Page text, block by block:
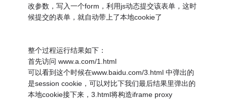
改参数，写入一个form，利用js动态提交该表单，这时
候提交的表单，就自动带上了本地cookie了
整个过程运行结果如下：
首先访问 www.a.com/1.html
可以看到这个时候在www.baidu.com/3.html 中弹出的
是session cookie，可以对比下我们最后结果里弹出的
本地cookie接下来，3.html将构造iframe proxy